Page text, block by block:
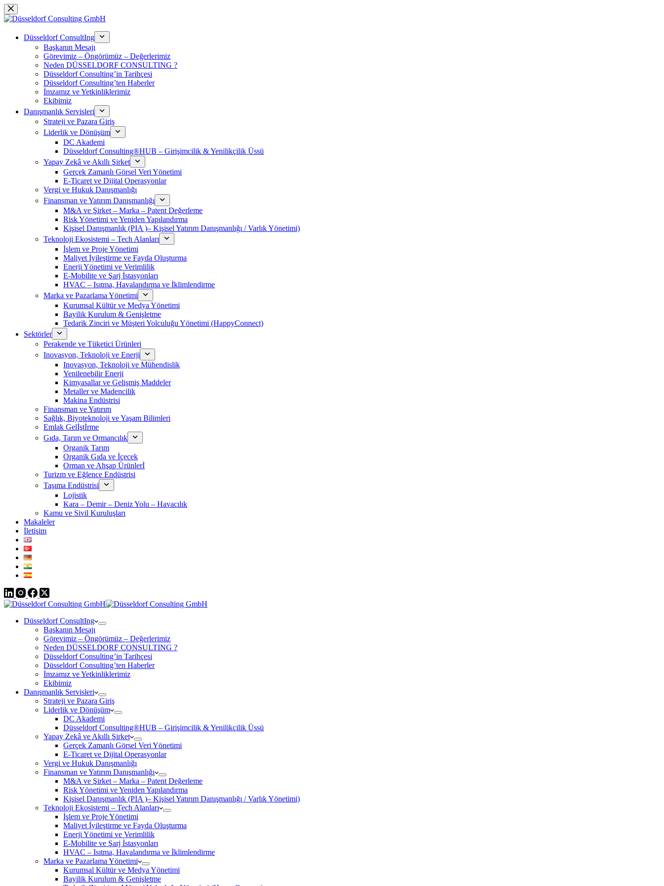
跳
过
Düsseldorf ConsultIng
Başkanın Mesajı
Görevimiz – Öngörümüz – Değerlerimiz
Neden DÜSSELDORF CONSULTING ?
Düsseldorf Consulting’in Tarihçesi
Düsseldorf Consulting’ten Haberler
İmzamız ve Yetkinliklerimiz
Ekibimiz
Danışmanlık Servisleri
Strateji ve Pazara Giriş
Liderlik ve Dönüşüm
DC Akademi
Düsseldorf Consulting®HUB – Girişimcilik & Yenilikçilik Üssü
Yapay Zekâ ve Akıllı Şirket
Gerçek Zamanlı Görsel Veri Yönetimi
E-Ticaret ve Dijital Operasyonlar
Vergi ve Hukuk Danışmanlığı
Finansman ve Yatırım Danışmanlığı
M&A ve Şirket – Marka – Patent Değerleme
Risk Yönetimi ve Yeniden Yapılandırma
Kişisel Danışmanlık (PIA )– Kişisel Yatırım Danışmanlığı / Varlık Yönetimi)
Teknoloji Ekosistemi – Tech Alanları
İşlem ve Proje Yönetimi
Maliyet İyileştirme ve Fayda Oluşturma
Enerji Yönetimi ve Verimlilik
E-Mobilite ve Şarj İstasyonları
HVAC – Isıtma, Havalandırma ve İklimlendirme
Marka ve Pazarlama Yönetimi
Kurumsal Kültür ve Medya Yönetimi
Bayilik Kurulum & Genişletme
Tedarik Zinciri ve Müşteri Yolculuğu Yönetimi (HappyConnect)
Sektörler
Perakende ve Tüketici Ürünleri
Inovasyon, Teknoloji ve Enerji
Inovasyon, Teknoloji ve Mühendislik
Yenilenebilir Enerji
Kimyasallar ve Gelişmiş Maddeler
Metaller ve Madencilik
Makina Endüstrisi
Finansman ve Yatırım
Sağlık, Biyoteknoloji ve Yaşam Bilimleri
Emlak Gelİştİrme
Gıda, Tarım ve Ormancılık
Organik Tarım
Organik Gıda ve İçecek
Orman ve Ahşap Ürünlerİ
Turizm ve Eğlence Endüstrisi
Taşıma Endüstrisi
Lojistik
Kara – Demir – Deniz Yolu – Havacılık
Kamu ve Sivil Kuruluşları
Makaleler
İletişim
Düsseldorf ConsultIng
Başkanın Mesajı
Görevimiz – Öngörümüz – Değerlerimiz
Neden DÜSSELDORF CONSULTING ?
Düsseldorf Consulting’in Tarihçesi
Düsseldorf Consulting’ten Haberler
İmzamız ve Yetkinliklerimiz
Ekibimiz
Danışmanlık Servisleri
Strateji ve Pazara Giriş
Liderlik ve Dönüşüm
DC Akademi
Düsseldorf Consulting®HUB – Girişimcilik & Yenilikçilik Üssü
Yapay Zekâ ve Akıllı Şirket
Gerçek Zamanlı Görsel Veri Yönetimi
E-Ticaret ve Dijital Operasyonlar
Vergi ve Hukuk Danışmanlığı
Finansman ve Yatırım Danışmanlığı
M&A ve Şirket – Marka – Patent Değerleme
Risk Yönetimi ve Yeniden Yapılandırma
Kişisel Danışmanlık (PIA )– Kişisel Yatırım Danışmanlığı / Varlık Yönetimi)
Teknoloji Ekosistemi – Tech Alanları
İşlem ve Proje Yönetimi
Maliyet İyileştirme ve Fayda Oluşturma
Enerji Yönetimi ve Verimlilik
E-Mobilite ve Şarj İstasyonları
HVAC – Isıtma, Havalandırma ve İklimlendirme
Marka ve Pazarlama Yönetimi
Kurumsal Kültür ve Medya Yönetimi
Bayilik Kurulum & Genişletme